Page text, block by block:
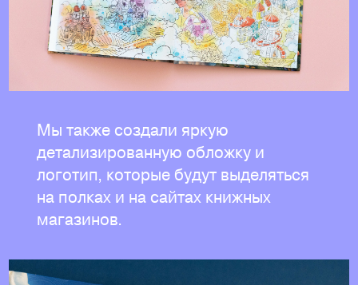
Мы также создали яркую
детализированную обложку и
логотип, которые будут выделяться
на полках и на сайтах книжных
магазинов.